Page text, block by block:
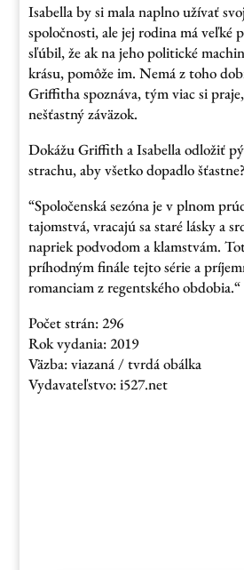
Isabella by si mala naplno užívať
spoločnosti, ale jej rodina má veľké
sľúbil, že ak na jeho politické
krásu, pomôže im. Nemá z toho
Griffitha spoznáva, tým viac si
nešťastný záväzok.
Dokážu Griffith a Isabella odložiť
strachu, aby všetko dopadlo šťastne?
“Spoločenská sezóna je v plnom
tajomstvá, vracajú sa staré lásky a
napriek podvodom a klamstvám.
príhodným finále tejto série a
romanciam z regentského
Počet strán: 296
Rok vydania: 2019
Väzba: viazaná / tvrdá obálka
Vydavateľstvo: i527.net